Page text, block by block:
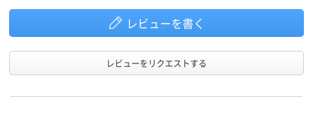
レビューを書く
レビューをリクエストする